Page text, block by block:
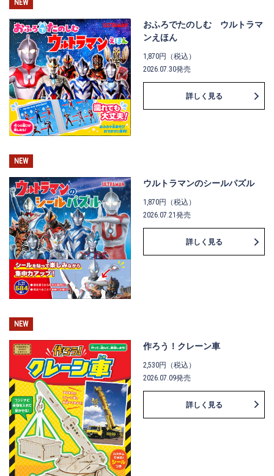
NEW
おふろでたのしむ ウルトラマ
ンえほん
1,870円（税込）
2026.07.30発売
詳しく見る
NEW
ウルトラマンのシールパズル
1,870円（税込）
2026.07.21発売
詳しく見る
NEW
作ろう！クレーン車
2,530円（税込）
2026.07.09発売
詳しく見る